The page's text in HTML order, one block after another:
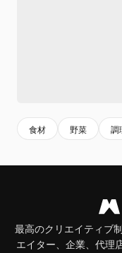
食材 野菜 調
最高のクリエイティブ
エイター、企業、代理